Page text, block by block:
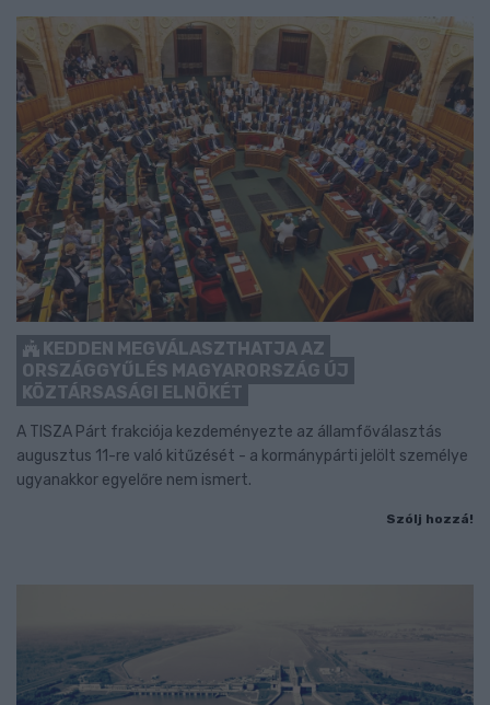
KEDDEN MEGVÁLASZTHATJA AZ
ORSZÁGGYŰLÉS MAGYARORSZÁG ÚJ
KÖZTÁRSASÁGI ELNÖKÉT
A TISZA Párt frakciója kezdeményezte az államfőválasztás
augusztus 11-re való kitűzését - a kormánypárti jelölt személye
ugyanakkor egyelőre nem ismert.
Szólj hozzá!